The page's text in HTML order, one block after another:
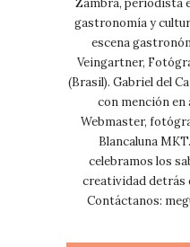
gastronomía y
escena
Veingartner,
(Brasil). Gabriel del
con mención en
Webmaster,
Blancaluna
celebramos los
creatividad detrás
Contáctanos: